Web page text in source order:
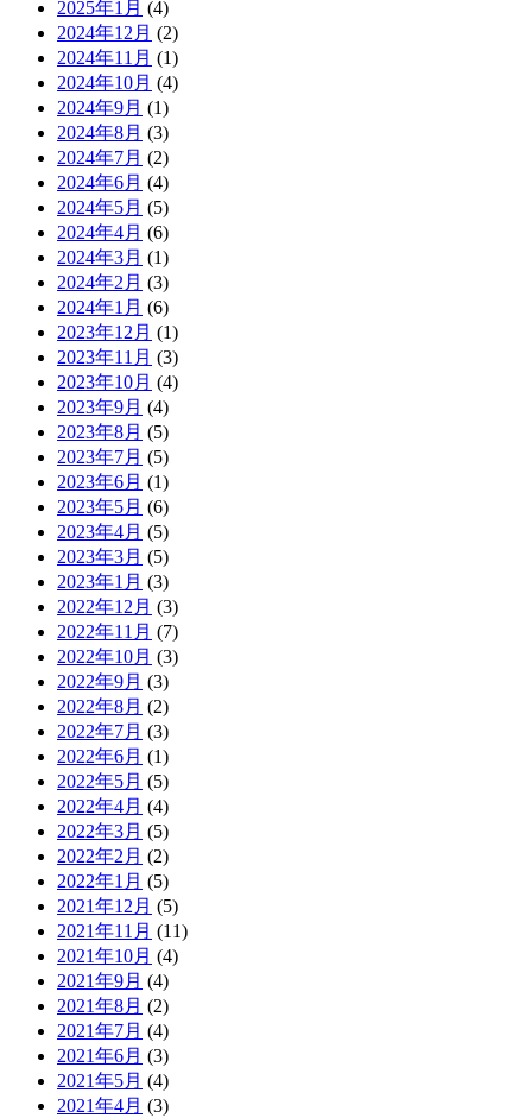
2025年1月 (4)
2024年12月 (2)
2024年11月 (1)
2024年10月 (4)
2024年9月 (1)
2024年8月 (3)
2024年7月 (2)
2024年6月 (4)
2024年5月 (5)
2024年4月 (6)
2024年3月 (1)
2024年2月 (3)
2024年1月 (6)
2023年12月 (1)
2023年11月 (3)
2023年10月 (4)
2023年9月 (4)
2023年8月 (5)
2023年7月 (5)
2023年6月 (1)
2023年5月 (6)
2023年4月 (5)
2023年3月 (5)
2023年1月 (3)
2022年12月 (3)
2022年11月 (7)
2022年10月 (3)
2022年9月 (3)
2022年8月 (2)
2022年7月 (3)
2022年6月 (1)
2022年5月 (5)
2022年4月 (4)
2022年3月 (5)
2022年2月 (2)
2022年1月 (5)
2021年12月 (5)
2021年11月 (11)
2021年10月 (4)
2021年9月 (4)
2021年8月 (2)
2021年7月 (4)
2021年6月 (3)
2021年5月 (4)
2021年4月 (3)